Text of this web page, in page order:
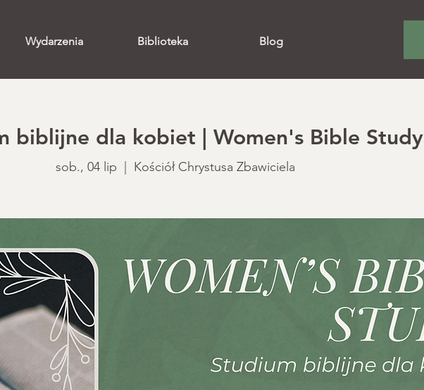
Wydarzenia Biblioteka Blog
biblijne dla kobiet | Women's Bible Study
sob., 04 lip Kościół Chrystusa Zbawiciela